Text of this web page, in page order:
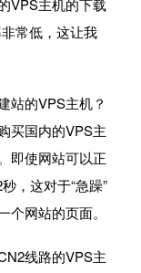
VPS主机的下载
常低，这让我
站的VPS主机？
买国内的VPS主
即使网站可以正
，这对于“急躁”
网站的页面。
线路的VPS主